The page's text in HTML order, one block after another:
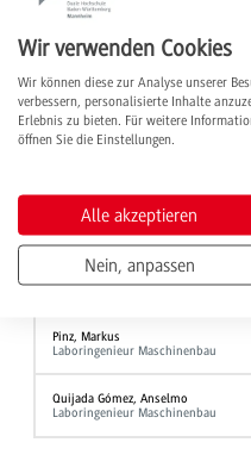
Staub, Sarah, Prof. Dr.-Ing.
Vesali, Alireza, Prof. Dr.-Ing.
Professor Maschinenbau
Vogt, Jan Günther, Prof. Dr.-Ing.
Mitarbeiter*innen
Müller, Florian
Technische Assistenz Maschinenbau
Pinz, Markus
Laboringenieur Maschinenbau
Quijada Gómez, Anselmo
Laboringenieur Maschinenbau
Wir verwenden Cookies
Wir können diese zur Analyse unserer
verbessern, personalisierte Inhalte
Erlebnis zu bieten. Für weitere
öffnen Sie die Einstellungen.
Alle akzeptieren
Nein, anpassen